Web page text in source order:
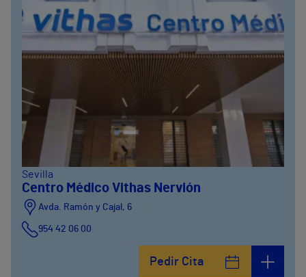
Sevilla
Centro Médico Vithas Nervión
Avda. Ramón y Cajal, 6
954 42 06 00
Pedir Cita